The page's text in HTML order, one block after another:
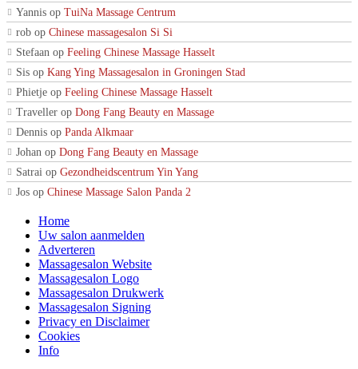
Yannis op TuiNa Massage Centrum
rob op Chinese massagesalon Si Si
Stefaan op Feeling Chinese Massage Hasselt
Sis op Kang Ying Massagesalon in Groningen Stad
Phietje op Feeling Chinese Massage Hasselt
Traveller op Dong Fang Beauty en Massage
Dennis op Panda Alkmaar
Johan op Dong Fang Beauty en Massage
Satrai op Gezondheidscentrum Yin Yang
Jos op Chinese Massage Salon Panda 2
Home
Uw salon aanmelden
Adverteren
Massagesalon Website
Massagesalon Logo
Massagesalon Drukwerk
Massagesalon Signing
Privacy en Disclaimer
Cookies
Info